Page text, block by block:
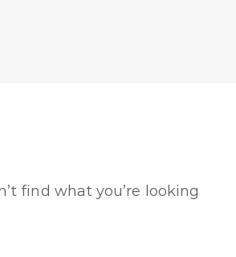
find what you’re looking